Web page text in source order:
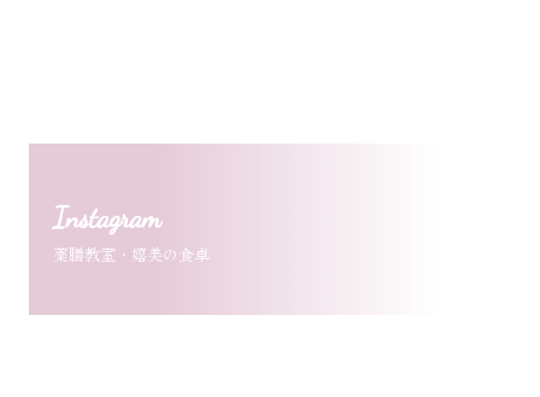
Instagram
薬膳教室・嬉美の食卓